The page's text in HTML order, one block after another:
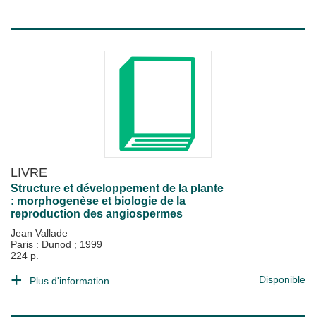
LIVRE
Structure et développement de la plante
: morphogenèse et biologie de la
reproduction des angiospermes
Jean Vallade
Paris : Dunod ; 1999
224 p.
Plus d'information... Disponible